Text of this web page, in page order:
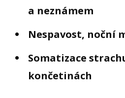
a neznámem
Nespavost, noční
Somatizace
končetinách